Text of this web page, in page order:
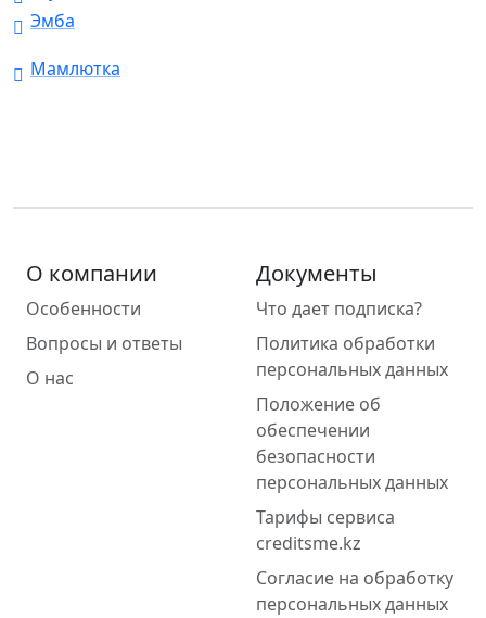
Эмба
Мамлютка
О компании
Особенности
Вопросы и ответы
О нас
Документы
Что дает подписка?
Политика обработки
персональных данных
Положение об
обеспечении
безопасности
персональных данных
Тарифы сервиса
creditsme.kz
Согласие на обработку
персональных данных